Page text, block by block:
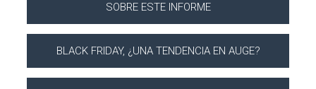
SOBRE ESTE INFORME
BLACK FRIDAY, ¿UNA TENDENCIA EN AUGE?